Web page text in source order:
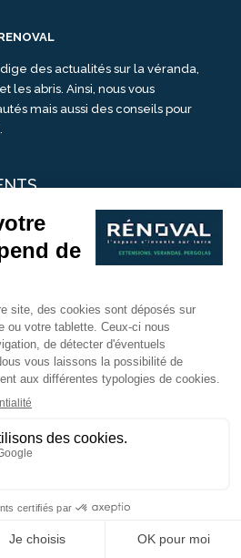
des actualités sur la véranda,
les abris. Ainsi, nous vous
mais aussi des conseils pour
design
Extension Suisse | 26-27 Juin
pergola aluminium
sur mesure
2017 - Rénoval Suisse